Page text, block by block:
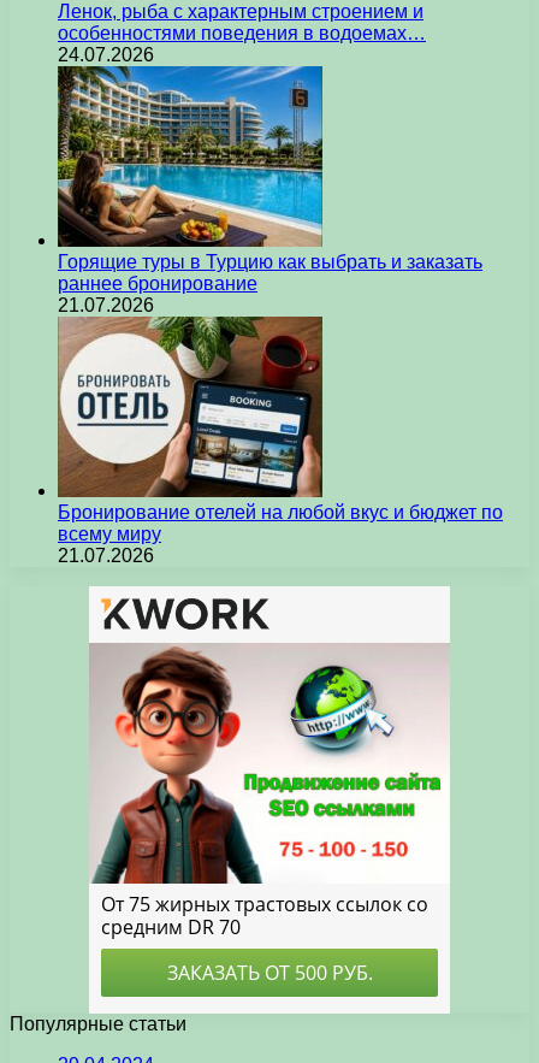
Ленок, рыба с характерным строением и
особенностями поведения в водоемах…
24.07.2026
Горящие туры в Турцию как выбрать и заказать
раннее бронирование
21.07.2026
Бронирование отелей на любой вкус и бюджет по
всему миру
21.07.2026
Популярные статьи